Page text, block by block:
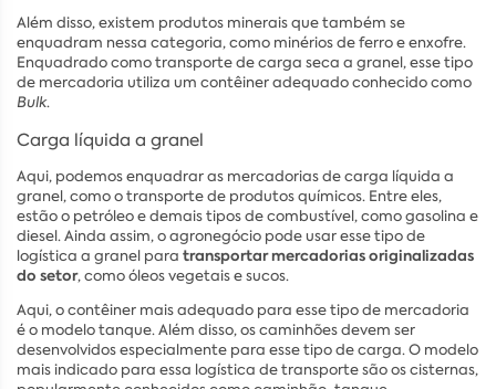
Além disso, existem produtos minerais que também se
enquadram nessa categoria, como minérios de ferro e enxofre.
Enquadrado como transporte de carga seca a granel, esse tipo
de mercadoria utiliza um contêiner adequado conhecido como
Bulk.
Carga líquida a granel
Aqui, podemos enquadrar as mercadorias de carga líquida a
granel, como o transporte de produtos químicos. Entre eles,
estão o petróleo e demais tipos de combustível, como gasolina e
diesel. Ainda assim, o agronegócio pode usar esse tipo de
logística a granel para transportar mercadorias originalizadas
do setor, como óleos vegetais e sucos.
Aqui, o contêiner mais adequado para esse tipo de mercadoria
é o modelo tanque. Além disso, os caminhões devem ser
desenvolvidos especialmente para esse tipo de carga. O modelo
mais indicado para essa logística de transporte são os cisternas,